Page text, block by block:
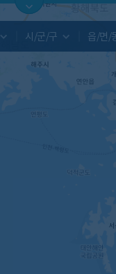
시/군/구 읍/면/